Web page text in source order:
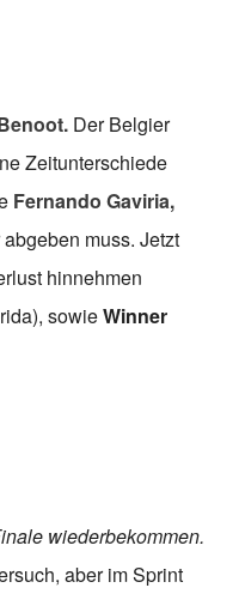
Der Belgier
Zeitunterschiede
Fernando Gaviria,
muss. Jetzt
hinnehmen
sowieWinner
wiederbekommen.
aber im Sprint